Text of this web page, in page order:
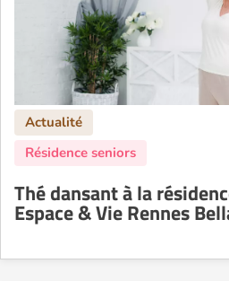
Thé dansant à la
Espace & Vie Rennes